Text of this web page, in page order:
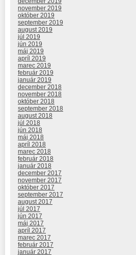
november 2019
október 2019
september 2019
august 2019
júl 2019
jún 2019
máj 2019
apríl 2019
marec 2019
február 2019
január 2019
december 2018
november 2018
október 2018
september 2018
august 2018
júl 2018
jún 2018
máj 2018
apríl 2018
marec 2018
február 2018
január 2018
december 2017
november 2017
október 2017
september 2017
august 2017
júl 2017
jún 2017
máj 2017
apríl 2017
marec 2017
február 2017
január 2017